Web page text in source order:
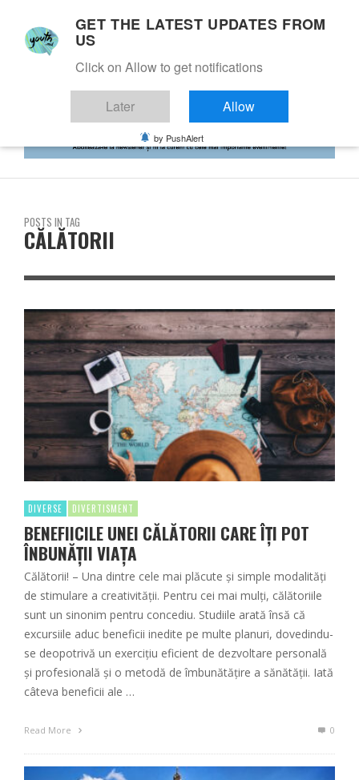
POSTS IN TAG
CĂLĂTORII
DIVERSE DIVERTISMENT
BENEFIICILE UNEI CĂLĂTORII CARE ÎȚI POT
ÎNBUNĂȚII VIAȚA
Călătorii! – Una dintre cele mai plăcute și simple modalităţi
de stimulare a creativităţii. Pentru cei mai mulţi, călătoriile
sunt un sinonim pentru concediu. Studiile arată însă că
excursiile aduc beneficii inedite pe multe planuri, dovedindu-
se deopotrivă un exerciţiu eficient de dezvoltare personală
și profesională și o metodă de îmbunătăţire a sănătăţii. Iată
câteva beneficii ale …
Read More 0
GET THE LATEST UPDATES FROM
US
Click on Allow to get notifications
Later Allow
by PushAlert